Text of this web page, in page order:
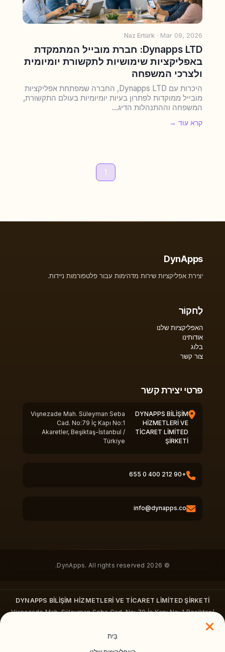
בַּיִת
Naz Ertürk · Mar 09, 2026
Dynapps LTD: חברת מובייל המתמקדת
באפליקציות שימושיות לתקשורת יומיומית
ולצרכי המשפחה
היכרות עם Dynapps LTD, החברה שמפתחת אפליקציות
מובייל ממוקדות לפתרון בעיות יומיומיות בעולם התקשורת,
המשפחה וההתנהלות הדיג...
קרא עוד →
1
DynApps
יצירת אפליקציות שירות מדהימות עבור פלטפורמות ניידות.
לַחקוֹר
האפליקציות שלנו
אודותינו
בלוג
צור קשר
פרטי יצירת קשר
DYNAPPS BİLİŞİM
HİZMETLERİ VE
TİCARET LİMİTED
ŞİRKETİ
Vişnezade Mah. Süleyman Seba
Cad. No:79 İç Kapı No:1
Akaretler, Beşiktaş-İstanbul /
Türkiye
+90 212 400 0 655
info@dynapps.co
© 2026 DynApps. All rights reserved.
DYNAPPS BİLİŞİM HİZMETLERİ VE TİCARET LİMİTED ŞİRKETİ
Vişnezade Mah. Süleyman Seba Cad. No: 79 İç Kapı No: 1 Beşiktaş/